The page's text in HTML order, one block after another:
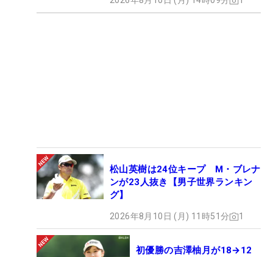
松山英樹は24位キープ M・ブレナ
ンが23人抜き【男子世界ランキン
グ】
2026年8月10日 (月) 11時51分 1
初優勝の吉澤柚月が18→12